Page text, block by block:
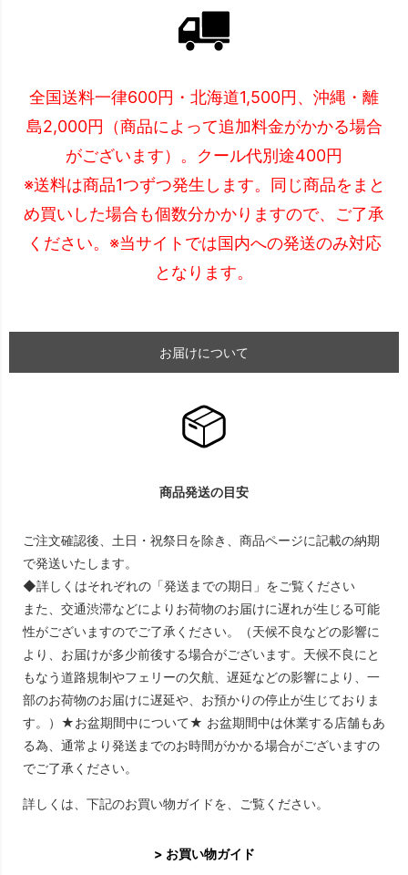
全国送料一律600円・北海道1,500円、沖縄・離
島2,000円（商品によって追加料金がかかる場合
がございます）。クール代別途400円
※送料は商品1つずつ発生します。同じ商品をまと
め買いした場合も個数分かかりますので、ご了承
ください。※当サイトでは国内への発送のみ対応
となります。
お届けについて
商品発送の目安
ご注文確認後、土日・祝祭日を除き、商品ページに記載の納期
で発送いたします。
◆詳しくはそれぞれの「発送までの期日」をご覧ください
また、交通渋滞などによりお荷物のお届けに遅れが生じる可能
性がございますのでご了承ください。（天候不良などの影響に
より、お届けが多少前後する場合がございます。天候不良にと
もなう道路規制やフェリーの欠航、遅延などの影響により、一
部のお荷物のお届けに遅延や、お預かりの停止が生じておりま
す。）★お盆期間中について★ お盆期間中は休業する店舗もあ
る為、通常より発送までのお時間がかかる場合がございますの
でご了承ください。
詳しくは、下記のお買い物ガイドを、ご覧ください。
> お買い物ガイド